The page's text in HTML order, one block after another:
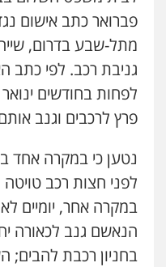
עו"ד
פלילי
כלכלי
עו"ד
פלילי
פברואר כתב אישום
מתל-שבע בדרום,
גניבת רכב. לפי כתב
פרץ לרכבים וגנב
לפני חצות רכב
במקרה אחר, יומיים
הנאשם גנב לכאורה
בחניון רכבת להבים;